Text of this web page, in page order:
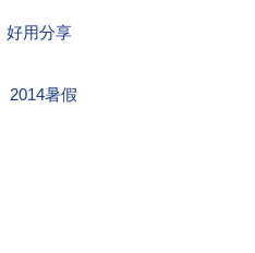
好用分享
2014暑假